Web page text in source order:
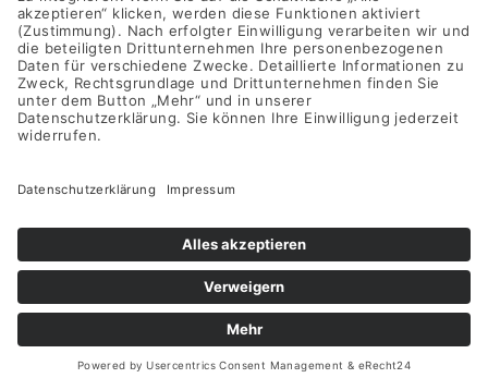
Alle Preise inkl. der gesetzlichen MwSt.
Die durchgestrichenen Preise entsprechen dem bisherigen Preis
in diesem Online-Shop.
Vertrag widerrufen